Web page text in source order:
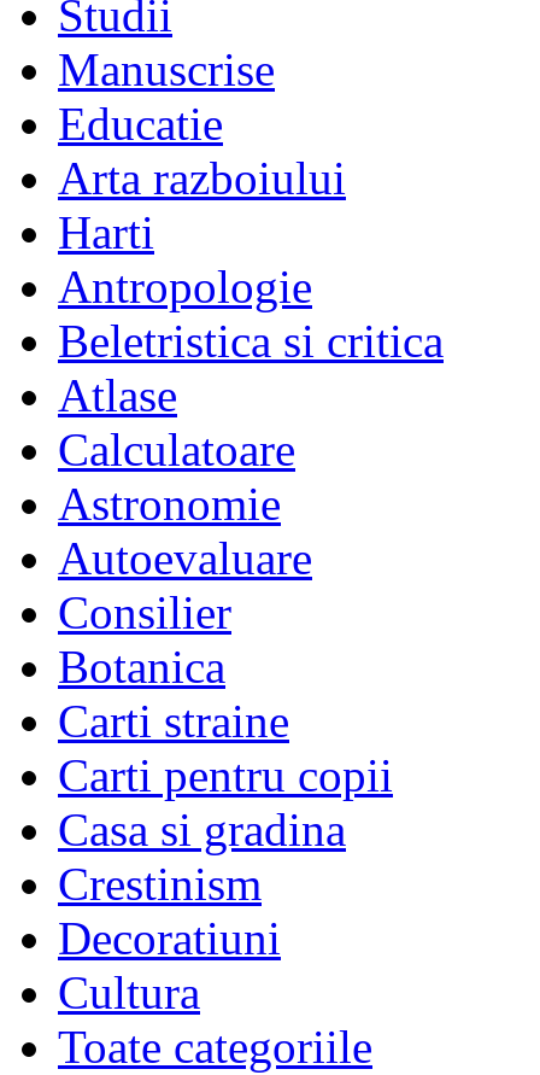
Studii
Manuscrise
Educatie
Arta razboiului
Harti
Antropologie
Beletristica si critica
Atlase
Calculatoare
Astronomie
Autoevaluare
Consilier
Botanica
Carti straine
Carti pentru copii
Casa si gradina
Crestinism
Decoratiuni
Cultura
Toate categoriile